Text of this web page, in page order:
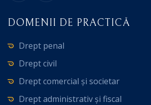
DOMENII DE PRACTICĂ
Drept penal
Drept civil
Drept comercial și societar
Drept administrativ și fiscal